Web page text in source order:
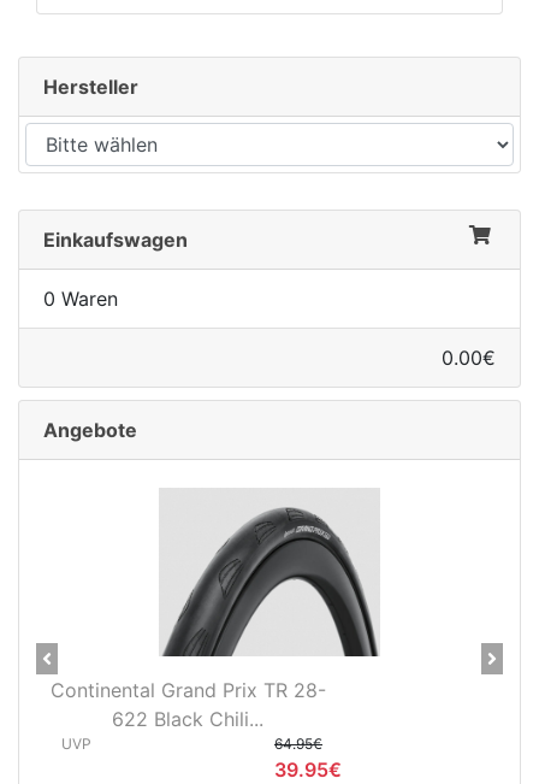
Hersteller
Einkaufswagen
0 Waren
0.00€
Angebote
Grand Prix TR 28-
Black Chili...
Previous Next